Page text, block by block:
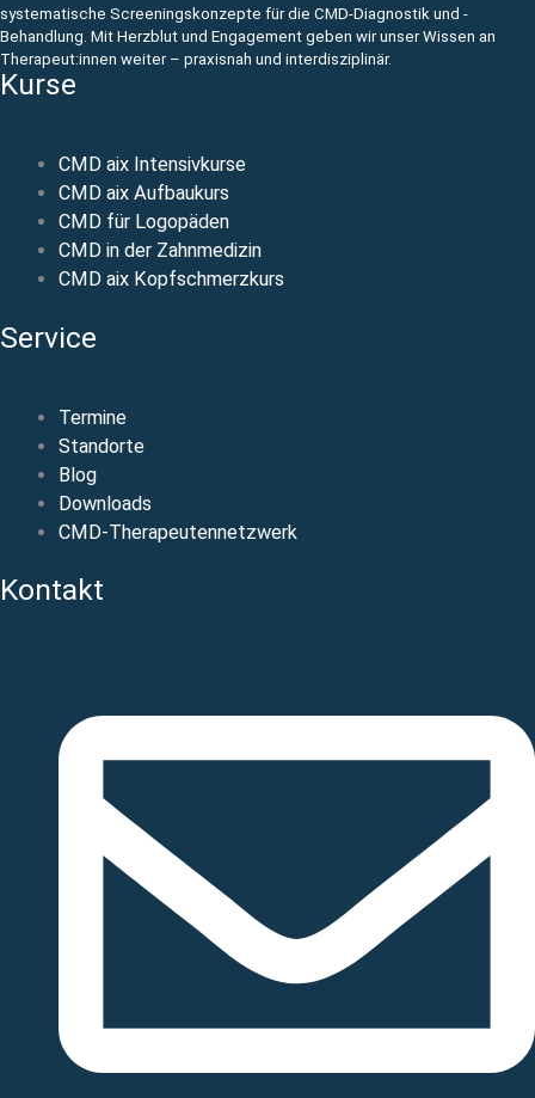
systematische Screeningskonzepte für die CMD-Diagnostik und -
Behandlung. Mit Herzblut und Engagement geben wir unser Wissen an
Therapeut:innen weiter – praxisnah und interdisziplinär.
Kurse
CMD aix Intensivkurse
CMD aix Aufbaukurs
CMD für Logopäden
CMD in der Zahnmedizin
CMD aix Kopfschmerzkurs
Service
Termine
Standorte
Blog
Downloads
CMD-Therapeutennetzwerk
Kontakt